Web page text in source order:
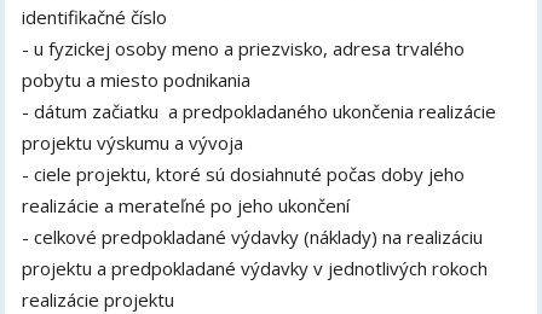
identifikačné číslo
- u fyzickej osoby meno a priezvisko, adresa trvalého
pobytu a miesto podnikania
- dátum začiatku a predpokladaného ukončenia realizácie
projektu výskumu a vývoja
- ciele projektu, ktoré sú dosiahnuté počas doby jeho
realizácie a merateľné po jeho ukončení
- celkové predpokladané výdavky (náklady) na realizáciu
projektu a predpokladané výdavky v jednotlivých rokoch
realizácie projektu